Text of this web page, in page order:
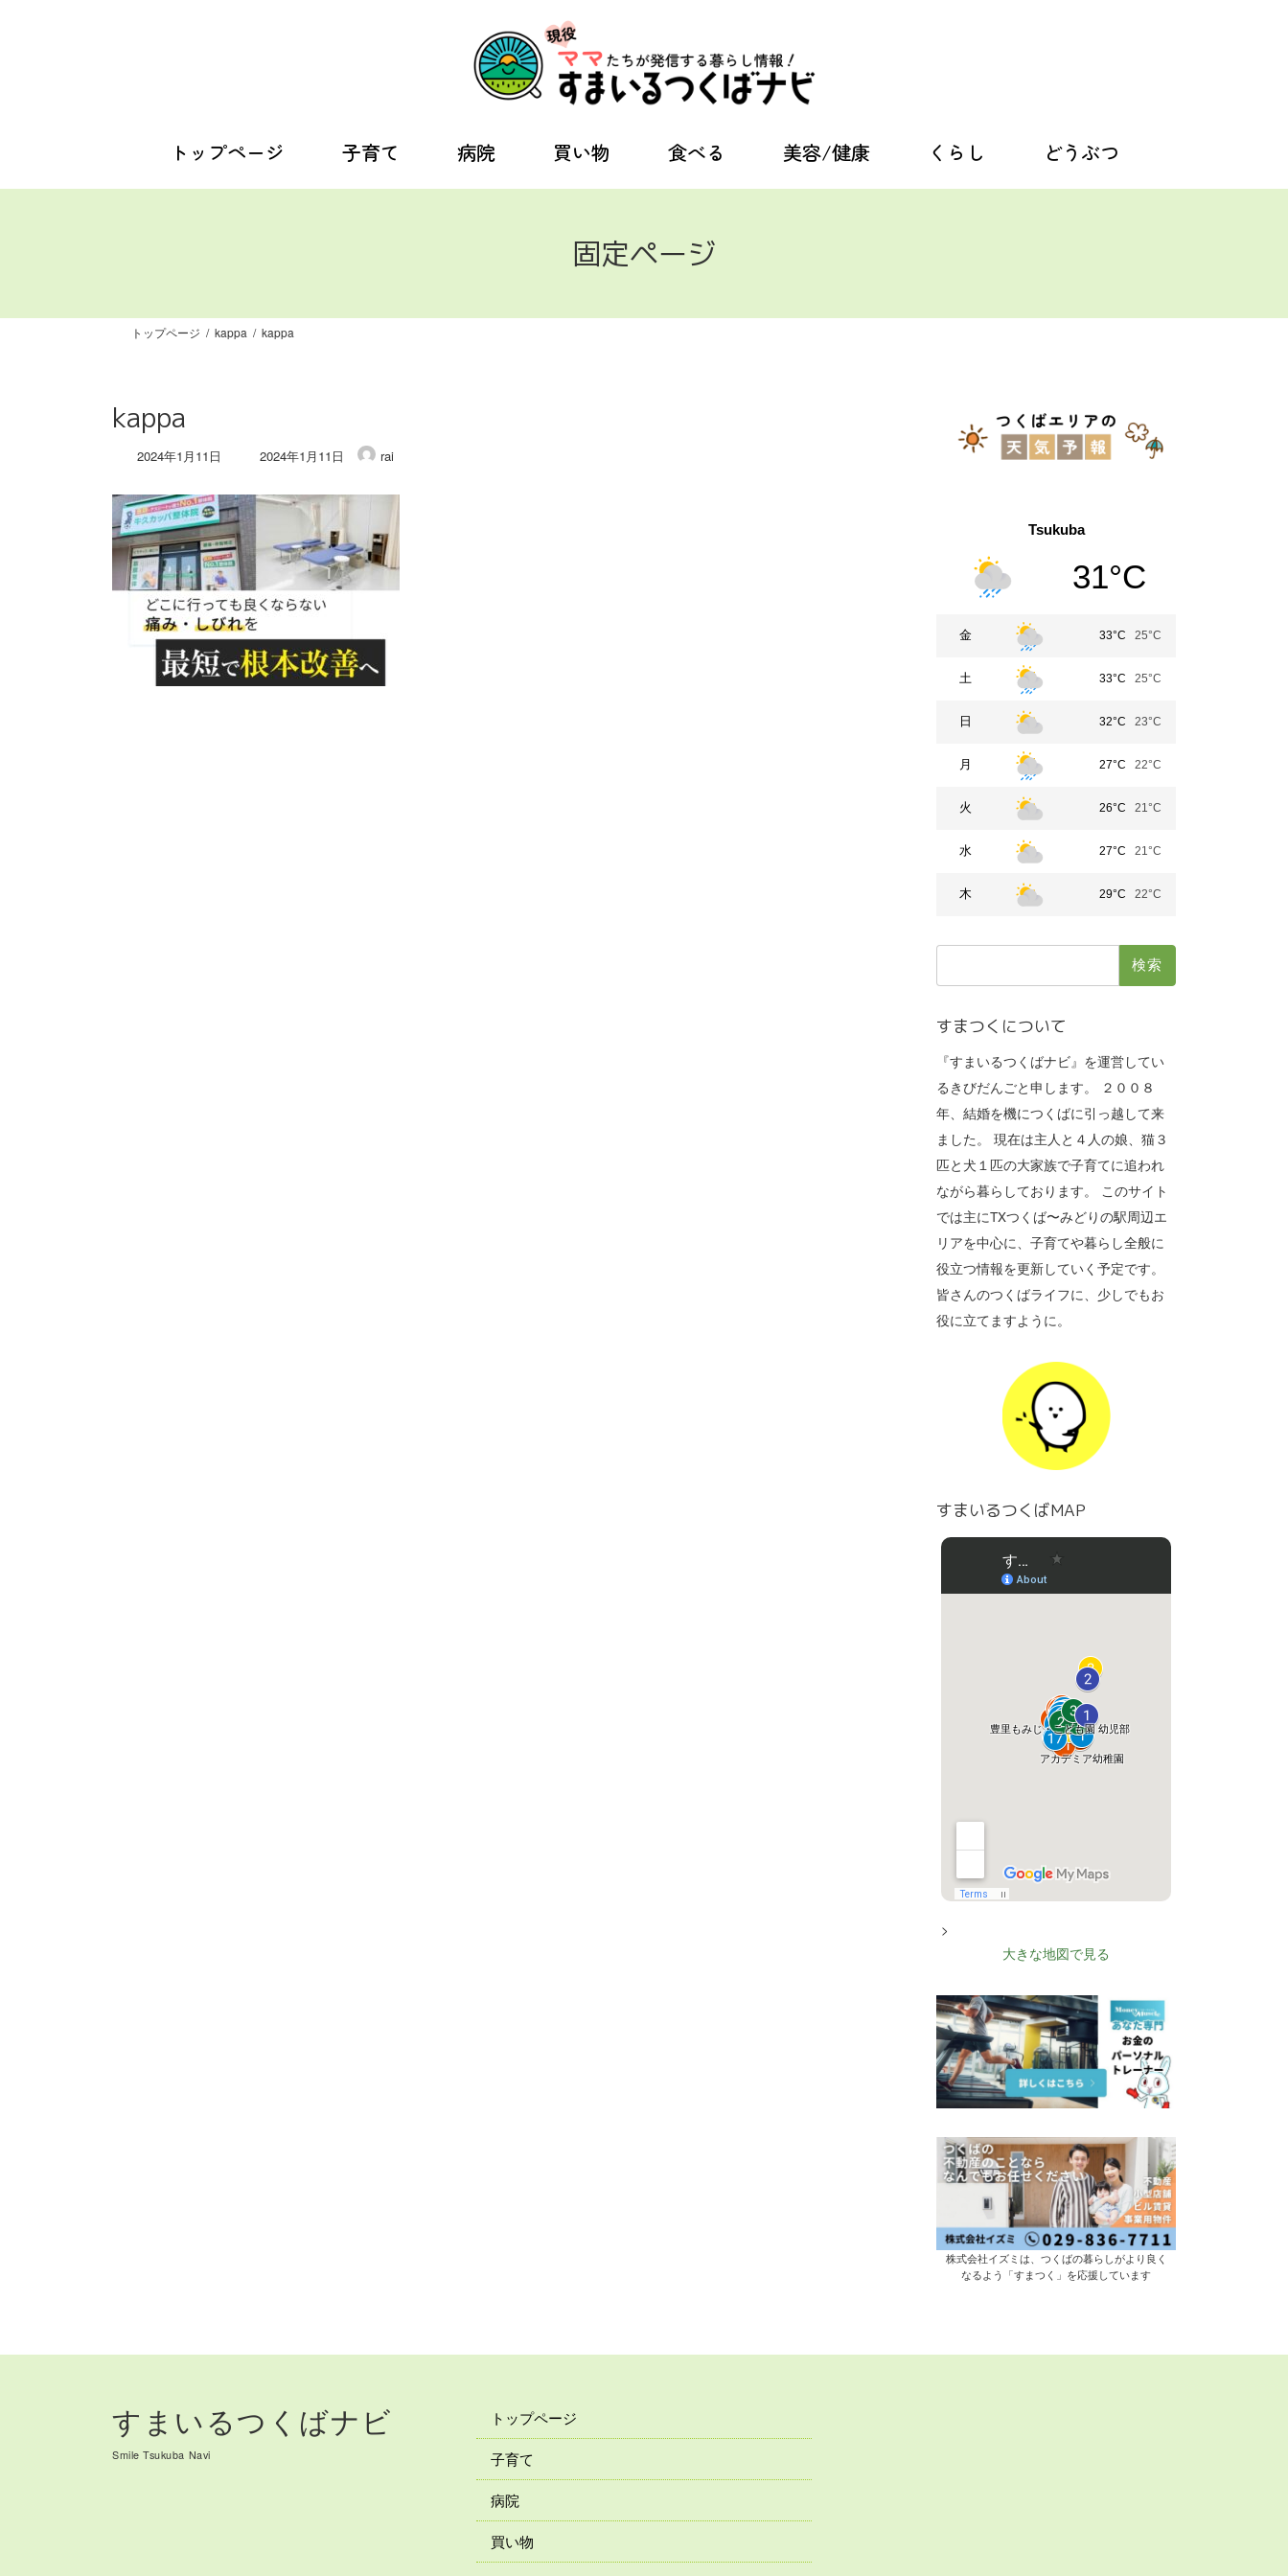
トップページ 子育て 病院 買い物 食べる 美容/健康 くらし どうぶつ
固定ページ
トップページ kappa kappa
kappa
2024年1月11日
最
新
時
2024年1月11日 rai
Tsukuba
31°C
金 33°C 25°C
土 33°C 25°C
日 32°C 23°C
月 27°C 22°C
火 26°C 21°C
水 27°C 21°C
木 29°C 22°C
すまつくについて
『すまいるつくばナビ』を運営してい
るきびだんごと申します。 ２００８
年、結婚を機につくばに引っ越して来
ました。 現在は主人と４人の娘、猫３
匹と犬１匹の大家族で子育てに追われ
ながら暮らしております。 このサイト
では主にTXつくば〜みどりの駅周辺エ
リアを中心に、子育てや暮らし全般に
役立つ情報を更新していく予定です。
皆さんのつくばライフに、少しでもお
役に立てますように。
すまいるつくばMAP
>
大きな地図で見る
株式会社イズミは、つくばの暮らしがより良く
なるよう「すまつく」を応援しています
すまいるつくばナビ
Smile Tsukuba Navi
トップページ
子育て
病院
買い物